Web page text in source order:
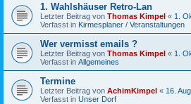
1. Wahlshäuser Retro-Lan
Letzter Beitrag von Thomas Kimpel « 1.
Verfasst in Kirmesplaner / Veranstaltungen
Wer vermisst emails ?
Letzter Beitrag von Thomas Kimpel « 1.
Verfasst in Allgemeines
Termine
Letzter Beitrag von AchimKimpel « 16.
Verfasst in Unser Dorf